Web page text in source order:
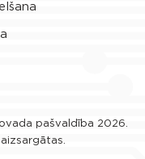
pašvaldība 2026.